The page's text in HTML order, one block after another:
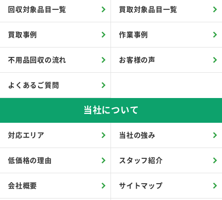
回収対象品目一覧 買取対象品目一覧
買取事例 作業事例
不用品回収の流れ お客様の声
よくあるご質問
当社について
対応エリア 当社の強み
低価格の理由 スタッフ紹介
会社概要 サイトマップ